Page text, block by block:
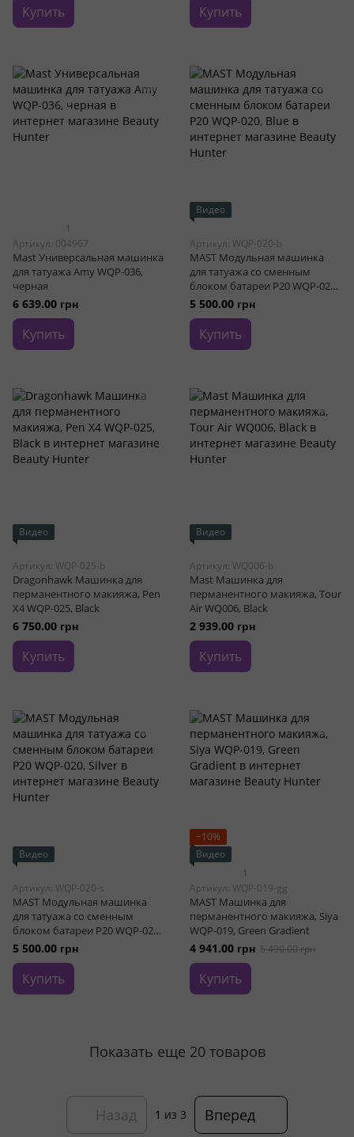
Купить Купить
1
Артикул: 004967
Mast Универсальная машинка
для татуажа Amy WQP-036,
черная
6 639.00 грн
Купить
Видео
Артикул: WQP-020-b
MAST Модульная машинка
для татуажа со сменным
блоком батареи P20 WQP-020,
Blue
5 500.00 грн
Купить
Видео
Артикул: WQP-025-b
Dragonhawk Машинка для
перманентного макияжа, Pen
X4 WQP-025, Black
6 750.00 грн
Купить
Видео
Артикул: WQ006-b
Mast Машинка для
перманентного макияжа, Tour
Air WQ006, Black
2 939.00 грн
Купить
Видео
Артикул: WQP-020-s
MAST Модульная машинка
для татуажа со сменным
блоком батареи P20 WQP-020,
Silver
5 500.00 грн
Купить
−10%
Видео
1
Артикул: WQP-019-gg
MAST Машинка для
перманентного макияжа, Siya
WQP-019, Green Gradient
4 941.00 грн 5 490.00 грн
Купить
Показать еще 20 товаров
Назад 1 из 3 Вперед